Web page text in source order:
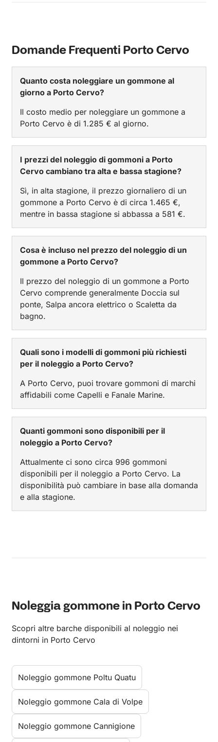
Domande Frequenti Porto Cervo
Quanto costa noleggiare un gommone al
giorno a Porto Cervo?
Il costo medio per noleggiare un gommone a
Porto Cervo è di 1.285 € al giorno.
I prezzi del noleggio di gommoni a Porto
Cervo cambiano tra alta e bassa stagione?
Sì, in alta stagione, il prezzo giornaliero di un
gommone a Porto Cervo è di circa 1.465 €,
mentre in bassa stagione si abbassa a 581 €.
Cosa è incluso nel prezzo del noleggio di un
gommone a Porto Cervo?
Il prezzo del noleggio di un gommone a Porto
Cervo comprende generalmente Doccia sul
ponte, Salpa ancora elettrico o Scaletta da
bagno.
Quali sono i modelli di gommoni più richiesti
per il noleggio a Porto Cervo?
A Porto Cervo, puoi trovare gommoni di marchi
affidabili come Capelli e Fanale Marine.
Quanti gommoni sono disponibili per il
noleggio a Porto Cervo?
Attualmente ci sono circa 996 gommoni
disponibili per il noleggio a Porto Cervo. La
disponibilità può cambiare in base alla domanda
e alla stagione.
Noleggia gommone in Porto Cervo
Scopri altre barche disponibili al noleggio nei
dintorni in Porto Cervo
Noleggio gommone Poltu Quatu
Noleggio gommone Cala di Volpe
Noleggio gommone Cannigione